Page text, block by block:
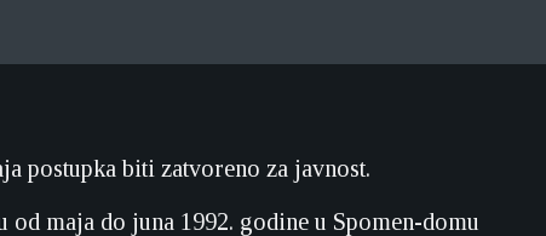
postupka biti zatvoreno za javnost.
maja do juna 1992. godine u Spomen-domu